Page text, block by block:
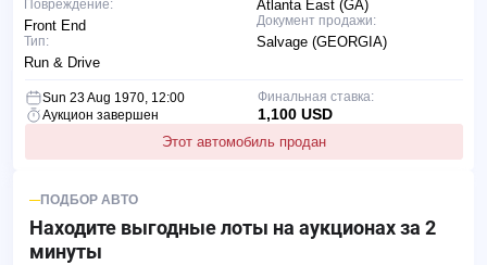
Atlanta East (GA)
Документ продажи:
Salvage (GEORGIA)
Повреждение:
Front End
Тип:
Run & Drive
Sun 23 Aug 1970, 12:00
Аукцион завершен
Этот автомобиль продан
Финальная ставка:
1,100 USD
ПОДБОР АВТО
Находите выгодные лоты на аукционах за 2
минуты